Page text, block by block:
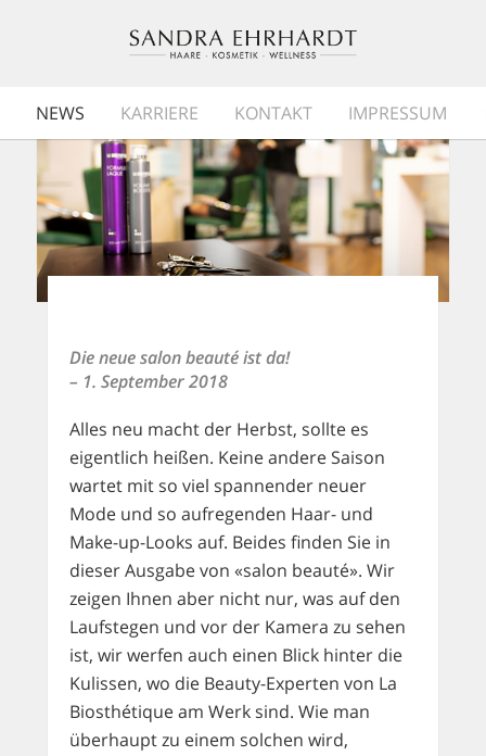
NEWS KARRIERE KONTAKT IMPRESSUM
Die neue salon beauté ist da!
– 1. September 2018
Alles neu macht der Herbst, sollte es
eigentlich heißen. Keine andere Saison
wartet mit so viel spannender neuer
Mode und so aufregenden Haar- und
Make-up-Looks auf. Beides finden Sie in
dieser Ausgabe von «salon beauté». Wir
zeigen Ihnen aber nicht nur, was auf den
Laufstegen und vor der Kamera zu sehen
ist, wir werfen auch einen Blick hinter die
Kulissen, wo die Beauty-Experten von La
Biosthétique am Werk sind. Wie man
überhaupt zu einem solchen wird,